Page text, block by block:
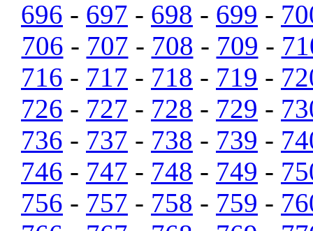
696 - 697 - 698 - 699 -
706 - 707 - 708 - 709 -
716 - 717 - 718 - 719 -
726 - 727 - 728 - 729 -
736 - 737 - 738 - 739 -
746 - 747 - 748 - 749 -
756 - 757 - 758 - 759 -